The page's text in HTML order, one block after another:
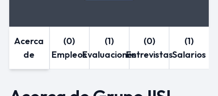
Acerca
de
(0)
Empleos
(1)
Evaluaciones
(0)
Entrevistas
(1)
Salarios